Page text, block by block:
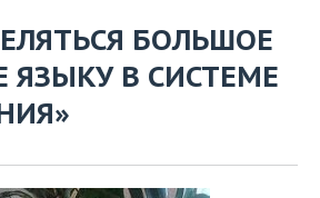
БОЛЬШОЕ
В СИСТЕМЕ